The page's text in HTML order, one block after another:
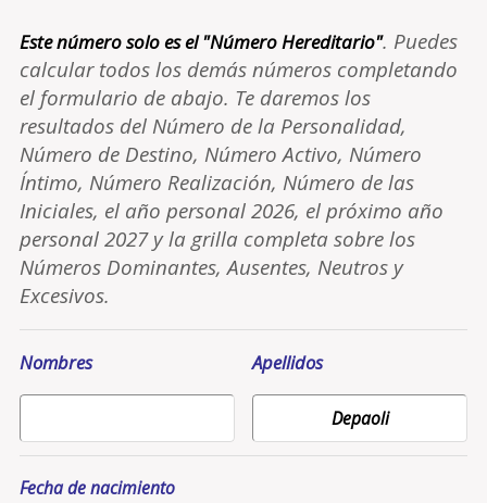
Este número solo es el "Número Hereditario". Puedes
calcular todos los demás números completando
el formulario de abajo. Te daremos los
resultados del Número de la Personalidad,
Número de Destino, Número Activo, Número
Íntimo, Número Realización, Número de las
Iniciales, el año personal 2026, el próximo año
personal 2027 y la grilla completa sobre los
Números Dominantes, Ausentes, Neutros y
Excesivos.
Nombres Apellidos
Fecha de nacimiento